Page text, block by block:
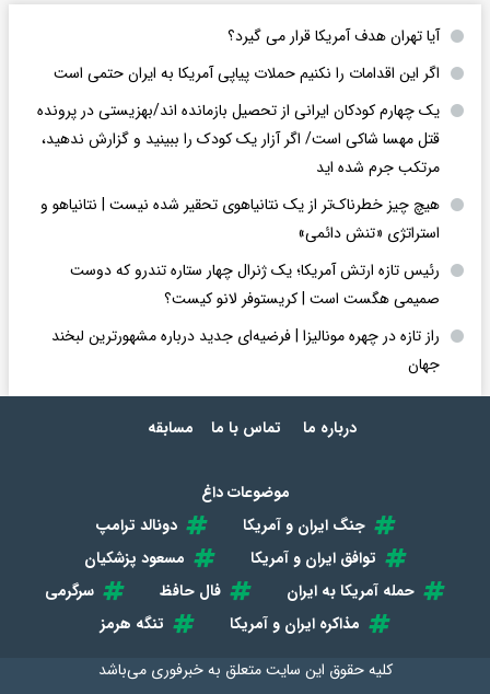
آیا تهران هدف آمریکا قرار می گیرد؟
اگر این اقدامات را نکنیم حملات پیاپی آمریکا به ایران حتمی است
یک چهارم کودکان ایرانی از تحصیل بازمانده اند/بهزیستی در پرونده
قتل مهسا شاکی است/ اگر آزار یک کودک را ببینید و گزارش ندهید،
مرتکب جرم شده اید
هیچ چیز خطرناک‌تر از یک نتانیاهوی تحقیر شده نیست | نتانیاهو و
استراتژی «تنش دائمی»
رئیس تازه ارتش آمریکا؛ یک ژنرال چهار ستاره تندرو که دوست
صمیمی هگست است | کریستوفر لانو کیست؟
راز تازه در چهره مونالیزا | فرضیه‌ای جدید درباره مشهورترین لبخند
جهان
درباره ما تماس با ما مسابقه
موضوعات داغ
جنگ ایران و آمریکا
دونالد ترامپ
توافق ایران و آمریکا
مسعود پزشکیان
حمله آمریکا به ایران
فال حافظ
سرگرمی
مذاکره ایران و آمریکا
تنگه هرمز
کلیه حقوق این سایت متعلق بهخبرفوری می‌باشد